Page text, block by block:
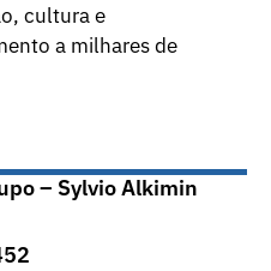
cultura e
a milhares de
– Sylvio Alkimin